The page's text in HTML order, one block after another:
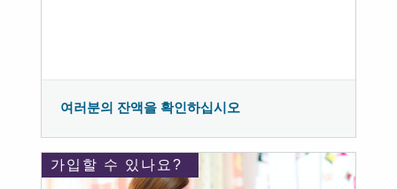
여러분의 잔액을 확인하십시오
가입할 수 있나요?